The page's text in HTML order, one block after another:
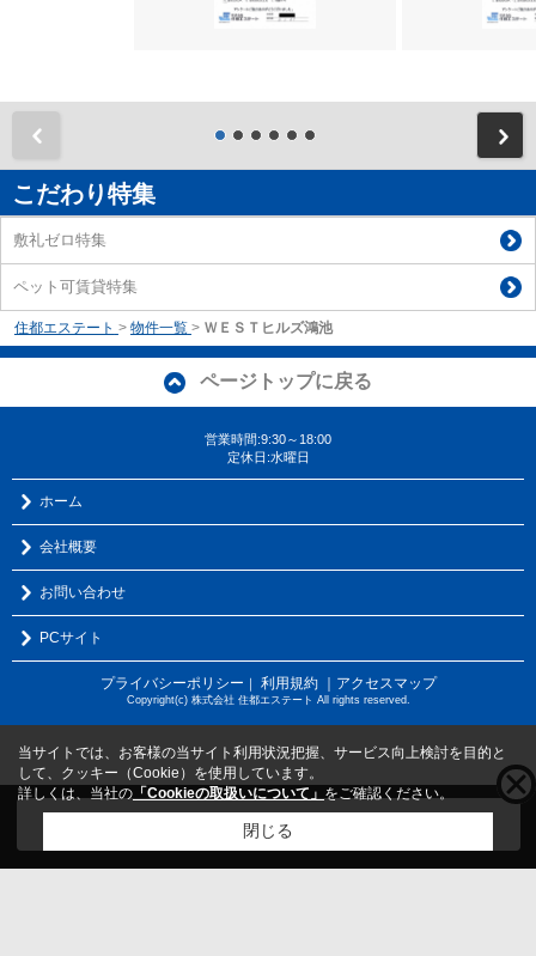
こだわり特集
敷礼ゼロ特集
ペット可賃貸特集
住都エステート > 物件一覧 > ＷＥＳＴヒルズ鴻池
ページトップに戻る
営業時間:9:30～18:00
定休日:水曜日
ホーム
会社概要
お問い合わせ
PCサイト
プライバシーポリシー 利用規約 ｜アクセスマップ
Copyright(c) 株式会社 住都エステート All rights reserved.
こちらの物件をご覧の方にお勧めな物件
当サイトでは、お客様の当サイト利用状況把握、サービス向上検討を目的と
して、クッキー（Cookie）を使用しています。
詳しくは、当社の 「Cookieの取扱いについて」 をご確認ください。
閉じる